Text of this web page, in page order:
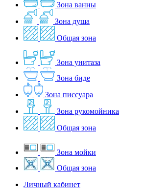
Зона ванны
Зона душа
Общая зона
Зона унитаза
Зона биде
Зона писсуара
Зона рукомойника
Общая зона
Зона мойки
Общая зона
Личный кабинет